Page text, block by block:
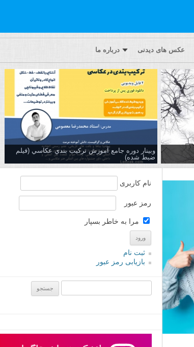
عکس های دیدنی درباره ما
وبینار دوره جامع آموزش تركيب بندي عكاسي (فیلم
ضبط شده)
نام کاربری
رمز عبور
مرا به خاطر بسپار
ثبت نام
بازیابی رمز عبور